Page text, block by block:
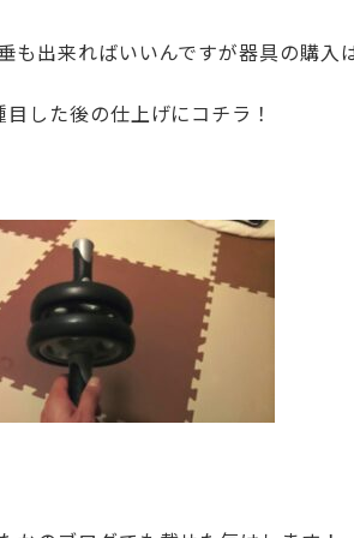
も出来ればいいんですが器具の購入
した後の仕上げにコチラ！